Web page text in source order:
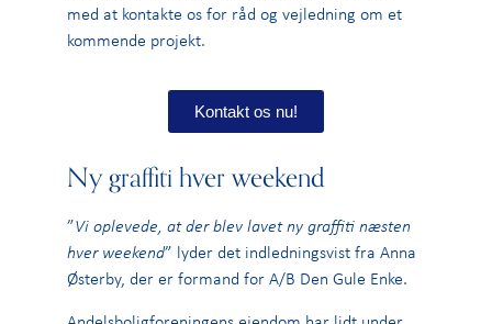
med at kontakte os for råd og vejledning om et
kommende projekt.
Kontakt os nu!
Ny graffiti hver weekend
”Vi oplevede, at der blev lavet ny graffiti næsten
hver weekend” lyder det indledningsvist fra Anna
Østerby, der er formand for A/B Den Gule Enke.